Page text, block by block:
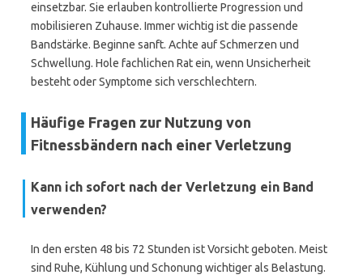
einsetzbar. Sie erlauben kontrollierte Progression und
mobilisieren Zuhause. Immer wichtig ist die passende
Bandstärke. Beginne sanft. Achte auf Schmerzen und
Schwellung. Hole fachlichen Rat ein, wenn Unsicherheit
besteht oder Symptome sich verschlechtern.
Häufige Fragen zur Nutzung von
Fitnessbändern nach einer Verletzung
Kann ich sofort nach der Verletzung ein Band
verwenden?
In den ersten 48 bis 72 Stunden ist Vorsicht geboten. Meist
sind Ruhe, Kühlung und Schonung wichtiger als Belastung.